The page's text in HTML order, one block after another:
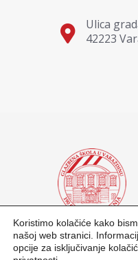
Ulica
42223
Koristimo kolačiće kako
našoj web stranici.
opcije za isključivanje